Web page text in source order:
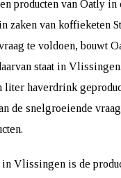
producten van Oatly
zaken van koffieketen
te voldoen, bouwt
staat in
haverdrink
de snelgroeiende
Vlissingen is de